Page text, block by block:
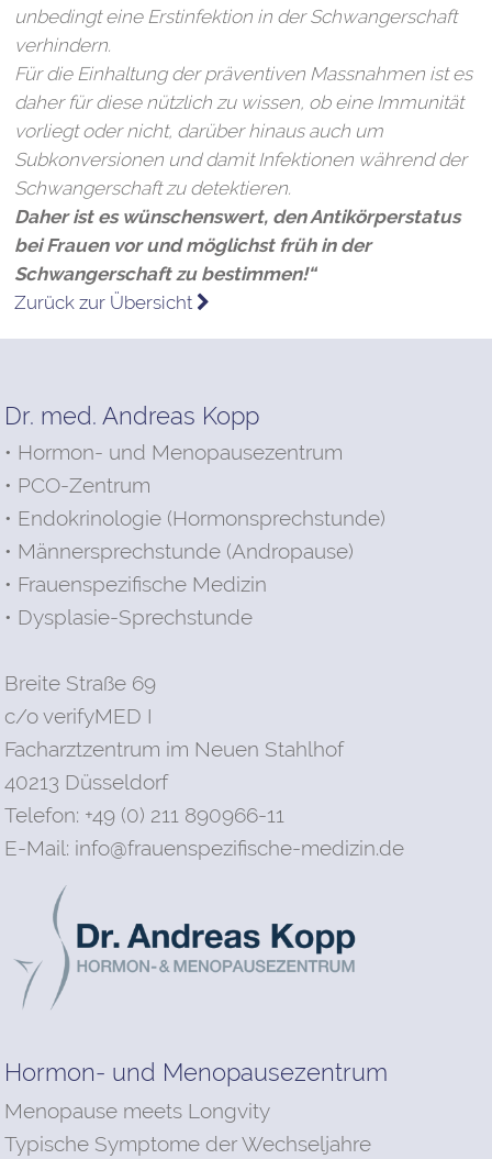
unbedingt eine Erstinfektion in der Schwangerschaft
verhindern.
Für die Einhaltung der präventiven Massnahmen ist es
daher für diese nützlich zu wissen, ob eine Immunität
vorliegt oder nicht, darüber hinaus auch um
Subkonversionen und damit Infektionen während der
Schwangerschaft zu detektieren.
Daher ist es wünschenswert, den Antikörperstatus
bei Frauen vor und möglichst früh in der
Schwangerschaft zu bestimmen!“
Zurück zur Übersicht
Dr. med. Andreas Kopp
• Hormon- und Menopausezentrum
• PCO-Zentrum
• Endokrinologie (Hormonsprechstunde)
• Männersprechstunde (Andropause)
• Frauenspezifische Medizin
• Dysplasie-Sprechstunde
Breite Straße 69
c/o verifyMED I
Facharztzentrum im Neuen Stahlhof
40213 Düsseldorf
Telefon: +49 (0) 211 890966-11
E-Mail: info@frauenspezifische-medizin.de
Hormon- und Menopausezentrum
Menopause meets Longvity
Typische Symptome der Wechseljahre